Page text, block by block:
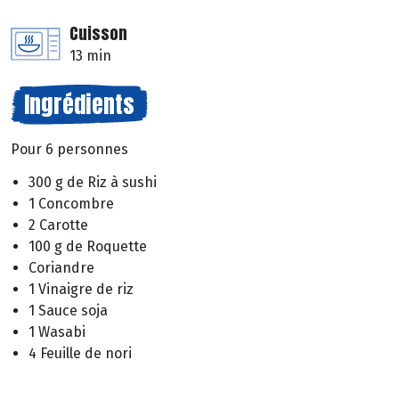
Cuisson
13 min
Ingrédients
Pour 6 personnes
300 g de Riz à sushi
1 Concombre
2 Carotte
100 g de Roquette
Coriandre
1 Vinaigre de riz
1 Sauce soja
1 Wasabi
4 Feuille de nori